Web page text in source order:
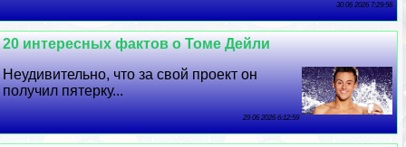
30 06 2026 7:29:56
20 интересных фактов о Томе Дейли
Неудивительно, что за свой проект он
получил пятерку...
29 06 2026 6:12:59